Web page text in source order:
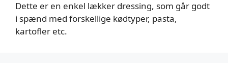
Dette er en enkel lækker dressing, som går godt
i spænd med forskellige kødtyper, pasta,
kartofler etc.